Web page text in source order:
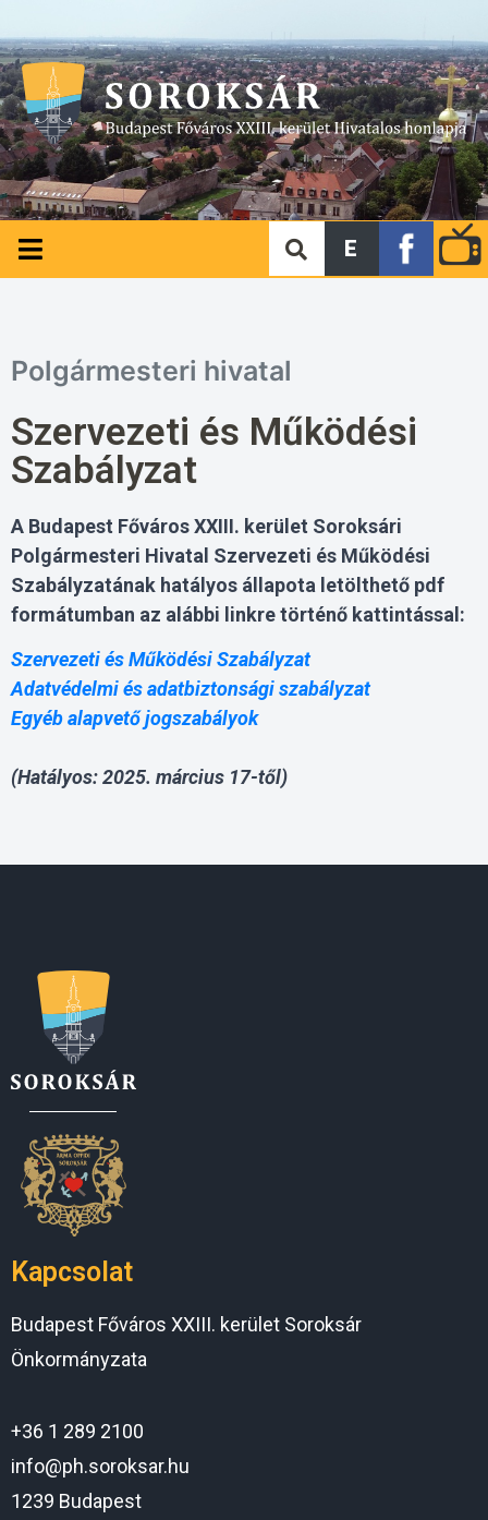
E
Polgármesteri hivatal
Szervezeti és Működési
Szabályzat
A Budapest Főváros XXIII. kerület Soroksári
Polgármesteri Hivatal Szervezeti és Működési
Szabályzatának hatályos állapota letölthető pdf
formátumban az alábbi linkre történő kattintással:
Szervezeti és Működési Szabályzat
Adatvédelmi és adatbiztonsági szabályzat
Egyéb alapvető jogszabályok
(Hatályos: 2025. március 17-től)
Kapcsolat
Budapest Főváros XXIII. kerület Soroksár
Önkormányzata
+36 1 289 2100
info@ph.soroksar.hu
1239 Budapest